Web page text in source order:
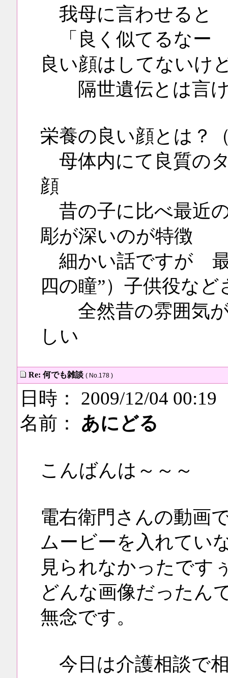
我母に言わせると
「良く似てるなー
良い顔はしてないけ
隔世遺伝とは言
栄養の良い顔とは？
母体内にて良質の
顔
昔の子に比べ最近
彫が深いのが特徴
細かい話ですが 最
四の瞳”）子供役など
全然昔の雰囲気が
しい
Re: 何でも雑談 ( No.178 )
日時： 2009/12/04 00:19
名前： あにどる
こんばんは～～
電右衛門さんの動画
ムービーを入れてい
見られなかった
どんな画像だったん
無念です。
今日は介護相談で